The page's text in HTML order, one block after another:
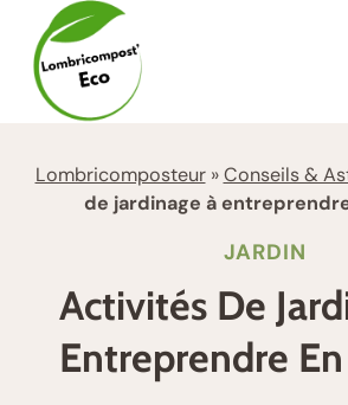
contenu
Lombricomposteur»Conseils &
de jardinage à
JARDIN
Activités De
Entreprendre